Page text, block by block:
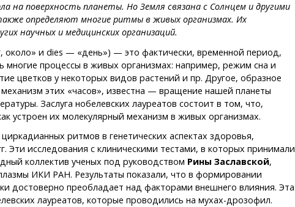
на поверхность планеты. Но Земля связана с Солнцем и другими
определяют многие ритмы в живых организмах. Их
научных и медицинских организаций.
и dies — «день») — это фактически, временной период,
процессы в живых организмах: например, режим сна и
цветков у некоторых видов растений и пр. Другое, образное
этих «часов», известна — вращение нашей планеты
Заслуга нобелевских лауреатов состоит в том, что,
устроен их молекулярный механизм в живых организмах.
ритмов в генетических аспектах здоровья,
Эти исследования с клиническими тестами, в которых принимали
коллектив ученых под руководством Рины Заславской,
ИКИ РАН. Результаты показали, что в формировании
достоверно преобладает над факторами внешнего влияния. Эта
лауреатов, которые проводились на мухах-дрозофил.